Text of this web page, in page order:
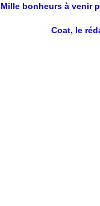
Mille bonheurs à venir
Coat, le